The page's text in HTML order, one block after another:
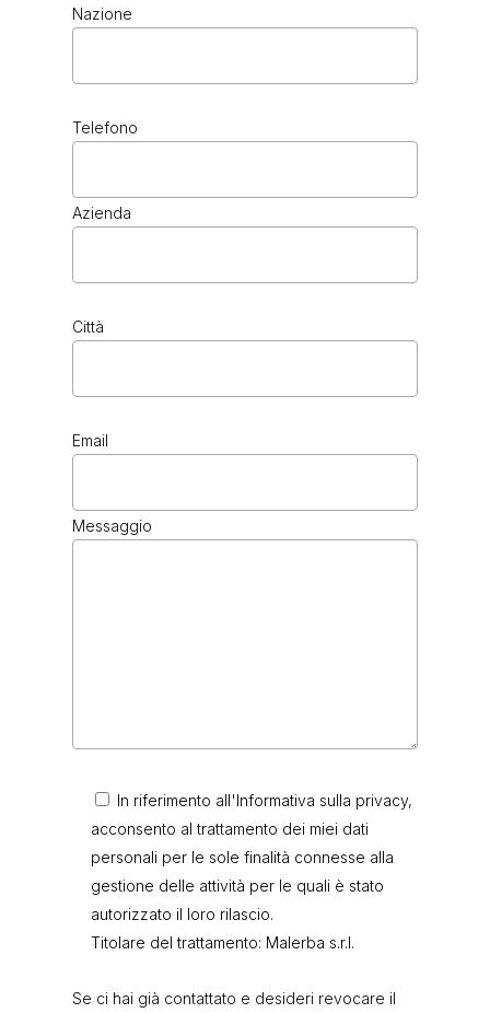
Nazione
Telefono
Azienda
Città
Email
Messaggio
In riferimento all'Informativa sulla privacy,
acconsento al trattamento dei miei dati
personali per le sole finalità connesse alla
gestione delle attività per le quali è stato
autorizzato il loro rilascio.
Titolare del trattamento: Malerba s.r.l.
Se ci hai già contattato e desideri revocare il